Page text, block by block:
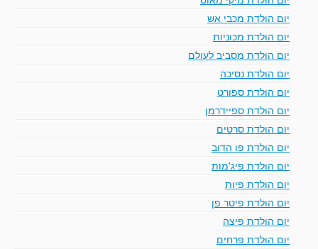
יום הולדת מכבי אש
יום הולדת מכוניות
יום הולדת מסביב לעולם
יום הולדת נסיכה
יום הולדת ספורט
יום הולדת ספיידרמן
יום הולדת סרטים
יום הולדת פו הדוב
יום הולדת פיג'מות
יום הולדת פיות
יום הולדת פיטר פן
יום הולדת פיצה
יום הולדת פרחים